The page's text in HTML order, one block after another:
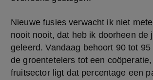
Nieuwe fusies verwacht ik niet
nooit nooit, dat heb ik doorheen de
geleerd. Vandaag behoort 90 tot
de groentetelers tot een
fruitsector ligt dat percentage een